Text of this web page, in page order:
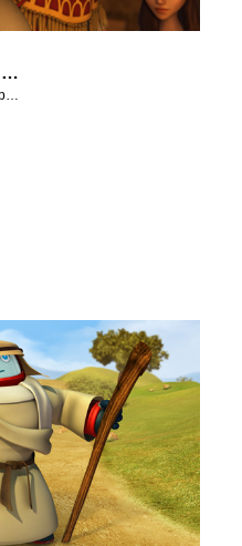
Mesajul dragostei lui Dumnezeu pentru noi prezentat prin secvențe din episodul "Naaman și fetița slujitoare".
Mesajul dragostei lui Dumnezeu pentru noi prezentat prin secvențe din episodul "Naaman și fetița slujitoare".